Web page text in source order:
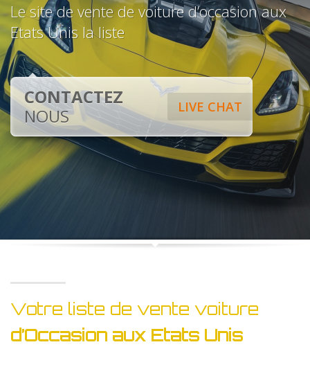
Le site de vente de voiture d’occasion aux
Etats Unis la liste
LIVE CHAT
CONTACTEZ
NOUS
Votre liste de vente voiture
d’Occasion aux Etats Unis